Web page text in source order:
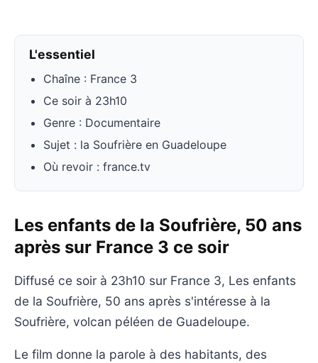
L'essentiel
Chaîne : France 3
Ce soir à 23h10
Genre : Documentaire
Sujet : la Soufrière en Guadeloupe
Où revoir : france.tv
Les enfants de la Soufrière, 50 ans
après sur France 3 ce soir
Diffusé ce soir à 23h10 sur France 3, Les enfants
de la Soufrière, 50 ans après s'intéresse à la
Soufrière, volcan péléen de Guadeloupe.
Le film donne la parole à des habitants, des